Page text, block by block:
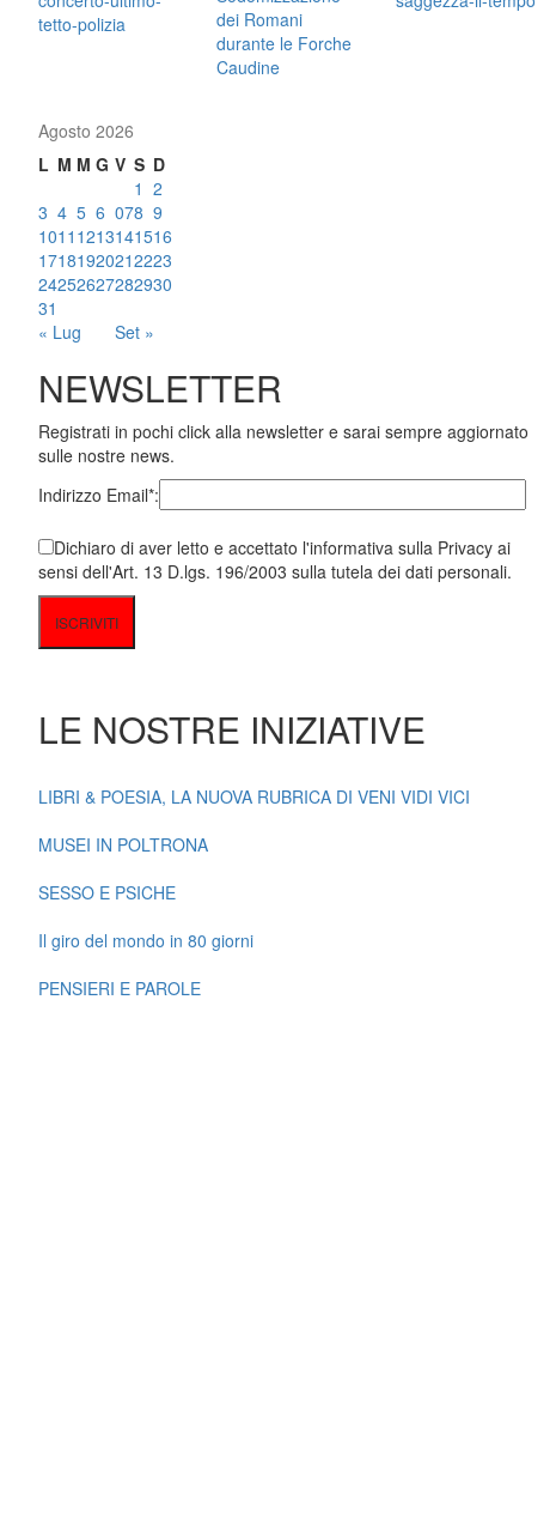
Agosto 2026
L M M G V S D
« Lug Set »
1 2
3 4 5 6 078 9
1011 1213141516
17181920212223
24252627282930
31
NEWSLETTER
Registrati in pochi click alla newsletter e sarai sempre aggiornato
sulle nostre news.
Indirizzo Email*:
Dichiaro di aver letto e accettato l'informativa sulla Privacy ai
sensi dell'Art. 13 D.lgs. 196/2003 sulla tutela dei dati personali.
LE NOSTRE INIZIATIVE
LIBRI & POESIA, LA NUOVA RUBRICA DI VENI VIDI VICI
MUSEI IN POLTRONA
SESSO E PSICHE
Il giro del mondo in 80 giorni
PENSIERI E PAROLE